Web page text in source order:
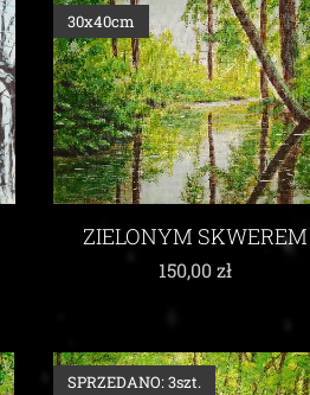
ZIELONYM SKWEREM
30x40cm
150,00zł
SPRZEDANO: 3szt.